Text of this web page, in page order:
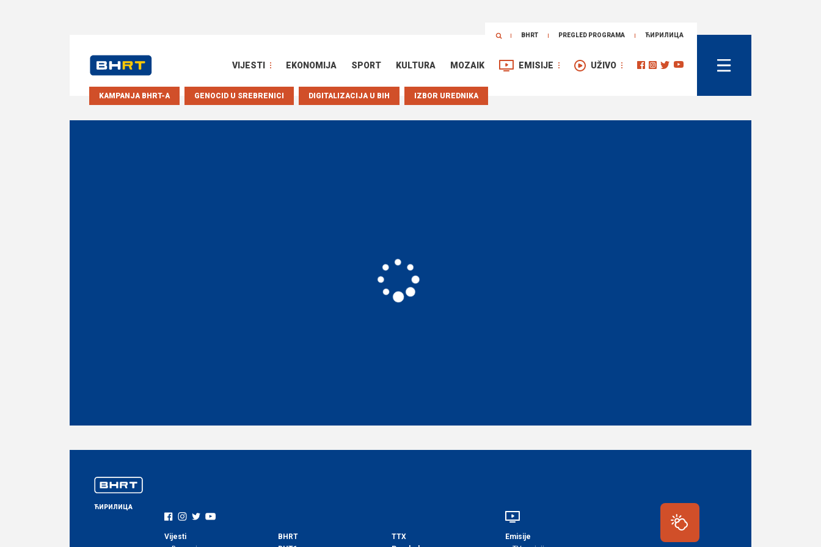
VIJESTI EKONOMIJA SPORT KULTURA MOZAIK EMISIJE UŽIVO
IZBOR UREDNIKA
DIGITALIZACIJA U BIH
GENOCID U SREBRENICI
KAMPANJA BHRT-A
BHRT PREGLED PROGRAMA ЋИРИЛИЦА
ЋИРИЛИЦА
Vijesti
BHRT
TTX
Emisije